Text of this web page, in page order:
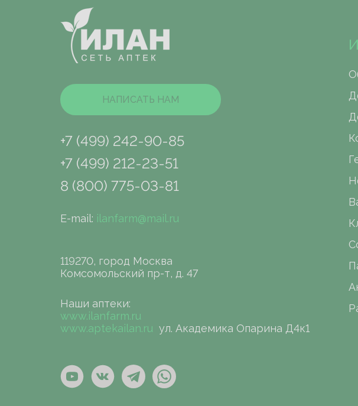
НАПИСАТЬ НАМ
+7 (499) 242-90-85
+7 (499) 212-23-51
8 (800) 775-03-81
E-mail: ilanfarm@mail.ru
119270, город Москва
Комсомольский пр-т, д. 47
Наши аптеки:
www.ilanfarm.ru
www.aptekailan.ru ул. Академика Опарина Д4к1